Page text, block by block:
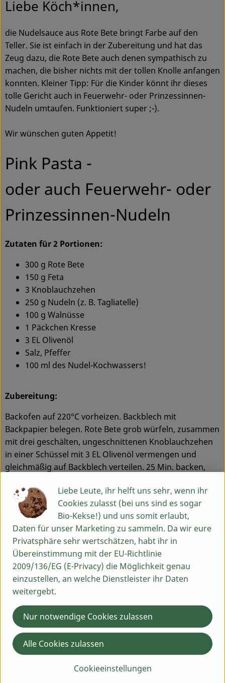
Ökokisten
Obst & Gemüse
Kühltheke
Backwaren
Haltbares
Blog & Aktuelles
Service
Liebe Köch*innen,
die Nudelsauce aus Rote Bete bringt Farbe auf den
Teller. Sie ist einfach in der Zubereitung und hat das
Zeug dazu, die Rote Bete auch denen sympathisch zu
machen, die bisher nichts mit der tollen Knolle anfangen
konnten. Kleiner Tipp: Für die Kinder könnt ihr dieses
tolle Gericht auch in Feuerwehr- oder Prinzessinnen-
Nudeln umtaufen. Funktioniert super ;-).
Wir wünschen guten Appetit!
Pink Pasta -
oder auch Feuerwehr- oder
Prinzessinnen-Nudeln
Zutaten für 2 Portionen:
300 g Rote Bete
150 g Feta
3 Knoblauchzehen
250 g Nudeln (z. B. Tagliatelle)
100 g Walnüsse
1 Päckchen Kresse
3 EL Olivenöl
Salz, Pfeffer
100 ml des Nudel-Kochwassers!
Zubereitung:
Backofen auf 220°C vorheizen. Backblech mit
Backpapier belegen. Rote Bete grob würfeln, zusammen
mit drei geschälten, ungeschnittenen Knoblauchzehen
in einer Schüssel mit 3 EL Olivenöl vermengen und
gleichmäßig auf Backblech verteilen. 25 Min. backen,
Nudeln in gesalzenem Wasser nach Packungsanleitung
kochen. Abschütten.ACHTUNG:dabei 100 ml des
Kochwassers auffangen! Walnüsse knacken, grob
hacken und in einer Pfanne vorsichtig anrösten. Die
Kresse abschneiden. Die gebackene Rote Bete, den
Knoblauch und 75 g Feta mit dem aufgefangenen
Nudelwasser im Mixer oder mit dem Pürierstab fein
mixen. Mit Salz und Pfeffer abschmecken. Die Nudeln
mit der Rote Bete-Sauce vermengen, mit dem restlichen
zerbröselten Feta, den Walnüssen und der Kresse
bestreuen.
Tipp:
Statt der Kresse kann man auch Rucola verwenden. Die
Walnüsse können auch durch Haselnüsse oder
Pinienkerne ersetzt werden. Dazu passt ein Salat aus
Liebe Leute, ihr helft uns sehr, wenn ihr
Cookies zulasst (bei uns sind es sogar
Bio-Kekse!) und uns somit erlaubt,
Daten für unser Marketing zu sammeln. Da wir eure
Privatsphäre sehr wertschätzen, habt ihr in
Übereinstimmung mit der EU-Richtlinie
2009/136/EG (E-Privacy) die Möglichkeit genau
einzustellen, an welche Dienstleister ihr Daten
weitergebt.
Cookieeinstellungen
Nur notwendige Cookies zulassen
Alle Cookies zulassen